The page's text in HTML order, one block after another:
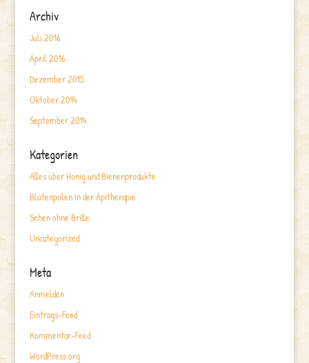
Archiv
Juli 2016
April 2016
Dezember 2015
Oktober 2014
September 2014
Kategorien
Alles über Honig und Bienenprodukte
Blütenpolen in der Apitherapie
Sehen ohne Brille
Uncategorized
Meta
Anmelden
Eintrags-Feed
Kommentar-Feed
WordPress.org